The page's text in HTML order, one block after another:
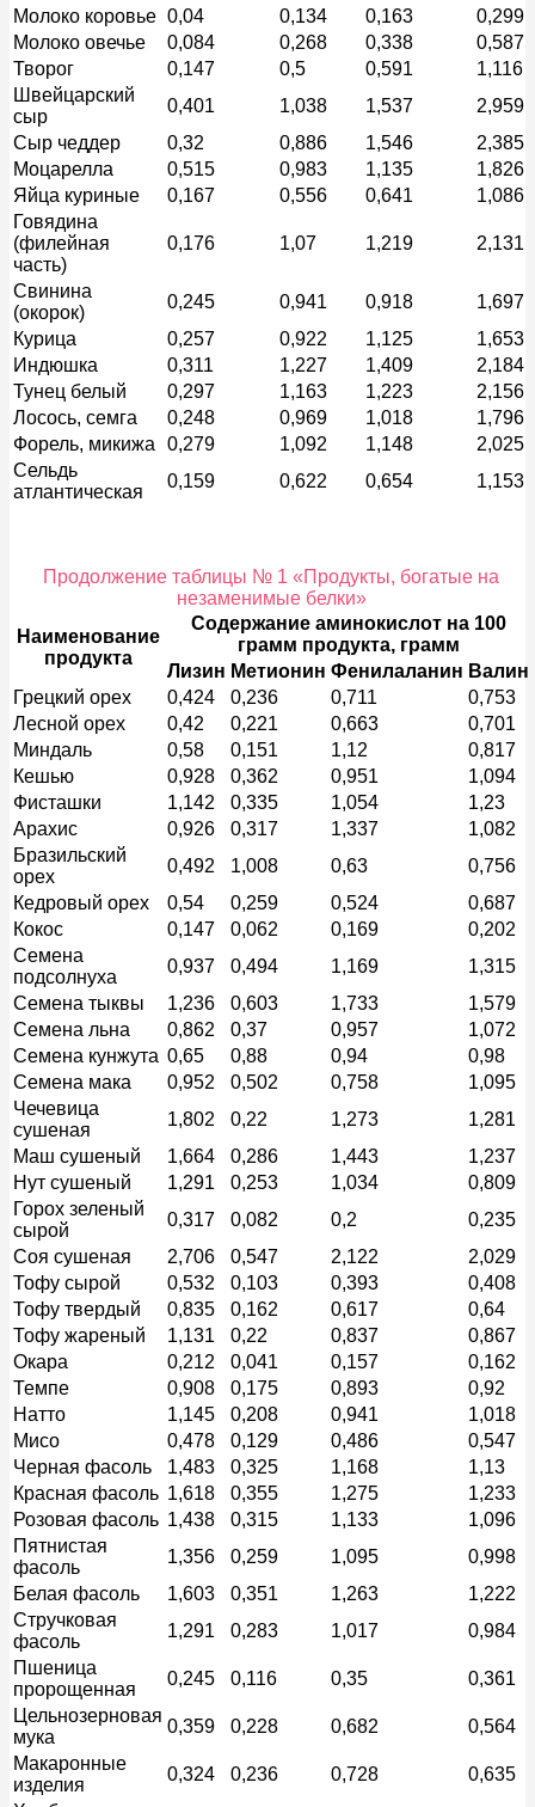
Молоко коровье 0,04 0,134 0,163
0,299
Молоко овечье
0,084 0,268 0,338
0,587
Творог
0,147 0,5 0,591
1,116
Швейцарский
сыр
0,401 1,038 1,537
2,959
Сыр чеддер
0,32 0,886 1,546
2,385
Моцарелла
0,515 0,983 1,135
1,826
Яйца куриные
0,167 0,556 0,641
1,086
Говядина
(филейная
часть)
0,176 1,07 1,219 2,131
Свинина
(окорок)
0,245 0,941 0,918
1,697
Курица
0,257 0,922 1,125
1,653
Индюшка
0,311 1,227 1,409
2,184
Тунец белый
0,297 1,163 1,223
2,156
Лосось, семга
0,248 0,969 1,018
1,796
Форель, микижа 0,279 1,092 1,148
2,025
Сельдь
атлантическая
0,159 0,622 0,654 1,153
Продолжение таблицы № 1 «Продукты, богатые на
незаменимые белки»
Наименование
продукта
Содержание аминокислот на 100
грамм продукта, грамм
Лизин Метионин Фенилаланин Валин
Грецкий орех
0,424 0,236 0,711
0,753
Лесной орех
0,42 0,221 0,663
0,701
Миндаль
0,58 0,151 1,12
0,817
Кешью
0,928 0,362 0,951
1,094
Фисташки
1,142 0,335 1,054
1,23
Арахис
0,926 0,317 1,337
1,082
Бразильский
орех
0,492 1,008 0,63
0,756
Кедровый орех
0,54 0,259 0,524
0,687
Кокос
0,147 0,062 0,169
0,202
Семена
подсолнуха
0,937 0,494 1,169
1,315
Семена тыквы
1,236 0,603 1,733
1,579
Семена льна
0,862 0,37 0,957
1,072
Семена кунжута 0,65 0,88 0,94
0,98
Семена мака
0,952 0,502 0,758
1,095
Чечевица
сушеная
1,802 0,22 1,273
1,281
Маш сушеный
1,664 0,286 1,443
1,237
Нут сушеный
1,291 0,253 1,034
0,809
Горох зеленый
сырой
0,317 0,082 0,2
0,235
Соя сушеная
2,706 0,547 2,122
2,029
Тофу сырой
0,532 0,103 0,393
0,408
Тофу твердый
0,835 0,162 0,617
0,64
Тофу жареный
1,131 0,22 0,837
0,867
Окара
0,212 0,041 0,157
0,162
Темпе
0,908 0,175 0,893
0,92
Натто
1,145 0,208 0,941
1,018
Мисо
0,478 0,129 0,486
0,547
Черная фасоль
1,483 0,325 1,168
1,13
Красная фасоль 1,618 0,355 1,275
1,233
Розовая фасоль 1,438 0,315 1,133
1,096
Пятнистая
фасоль
1,356 0,259 1,095
0,998
Белая фасоль
1,603 0,351 1,263
1,222
Стручковая
фасоль
1,291 0,283 1,017
0,984
Пшеница
пророщенная
0,245 0,116 0,35
0,361
Цельнозерновая
мука
0,359 0,228 0,682
0,564
Макаронные
изделия
0,324 0,236 0,728
0,635